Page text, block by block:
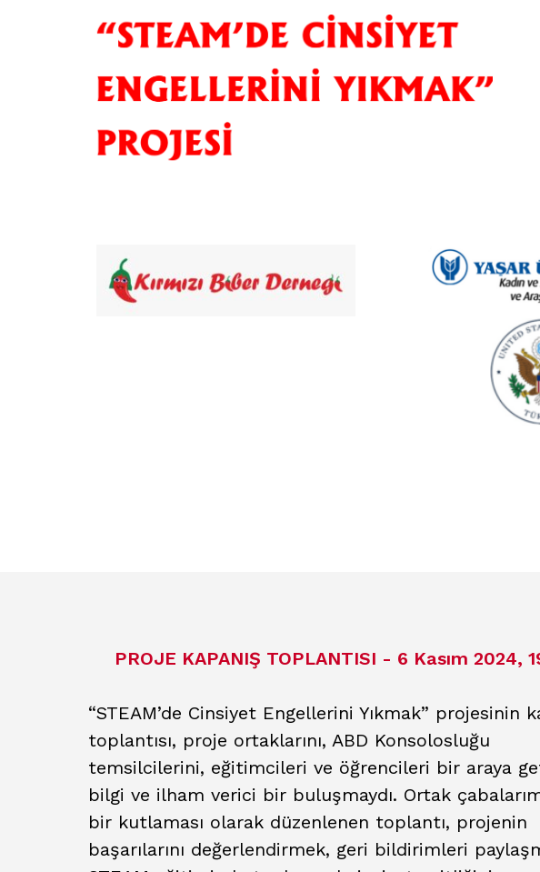
PROJE KAPANIŞ TOPLANTISI - 6 Kasım 2024,
“STEAM’de Cinsiyet Engellerini Yıkmak” projesinin
toplantısı, proje ortaklarını, ABD Konsolosluğu
temsilcilerini, eğitimcileri ve öğrencileri bir araya
bilgi ve ilham verici bir buluşmaydı. Ortak
bir kutlaması olarak düzenlenen toplantı, projenin
başarılarını değerlendirmek, geri bildirimleri